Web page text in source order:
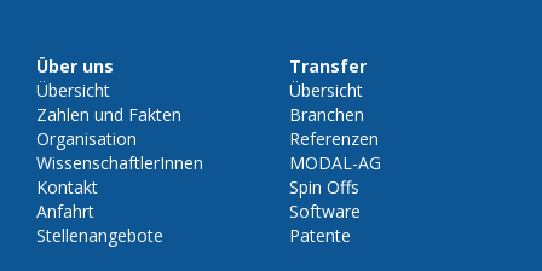
Über uns
Übersicht
Zahlen und Fakten
Organisation
WissenschaftlerInnen
Kontakt
Anfahrt
Stellenangebote
Transfer
Übersicht
Branchen
Referenzen
MODAL-AG
Spin Offs
Software
Patente